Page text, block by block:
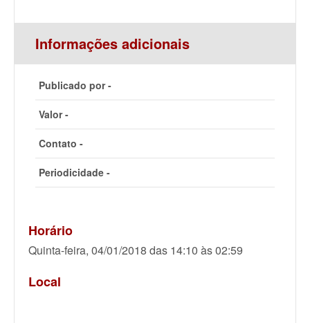
Informações adicionais
Publicado por -
Valor -
Contato -
Periodicidade -
Horário
Quinta-feira, 04/01/2018 das 14:10 às 02:59
Local